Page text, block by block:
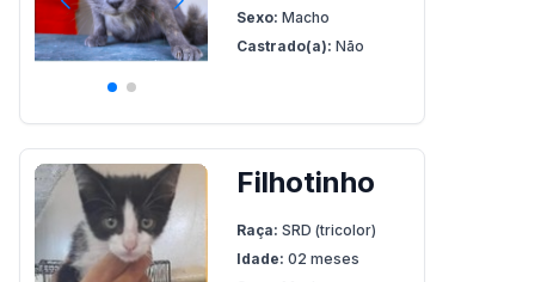
Sexo: Macho
Castrado(a): Não
Filhotinho
Raça: SRD (tricolor)
Idade: 02 meses